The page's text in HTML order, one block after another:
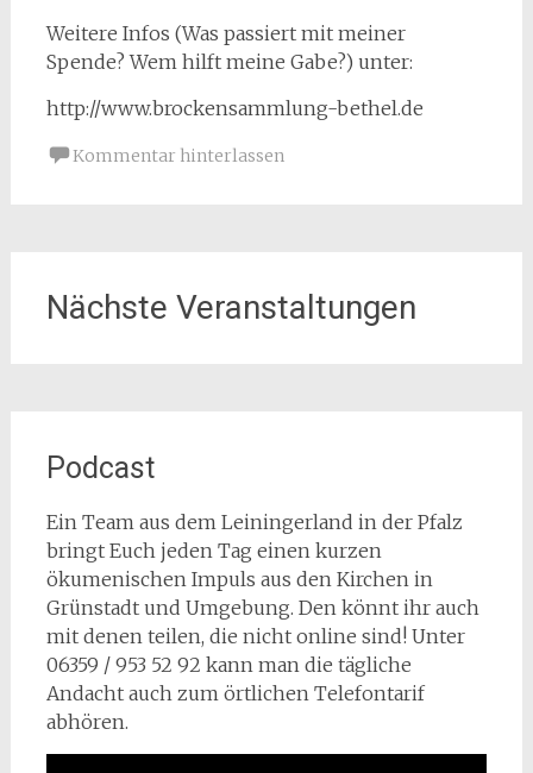
Weitere Infos (Was passiert mit meiner
Spende? Wem hilft meine Gabe?) unter:
http://www.brockensammlung-bethel.de
Kommentar hinterlassen
Nächste Veranstaltungen
Podcast
Ein Team aus dem Leiningerland in der Pfalz
bringt Euch jeden Tag einen kurzen
ökumenischen Impuls aus den Kirchen in
Grünstadt und Umgebung. Den könnt ihr auch
mit denen teilen, die nicht online sind! Unter
06359 / 953 52 92 kann man die tägliche
Andacht auch zum örtlichen Telefontarif
abhören.